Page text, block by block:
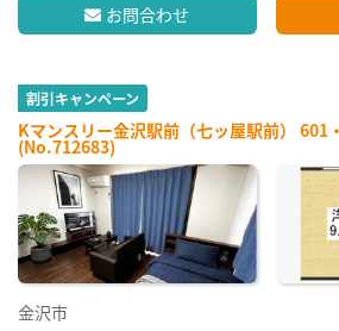
お問合わせ
割引キャンペーン
Kマンスリー金沢駅前（七ッ屋駅前） 601
(No.712683)
金沢市